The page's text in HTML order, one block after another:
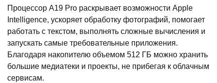
Процессор A19 Pro раскрывает возможности Apple
Intelligence, ускоряет обработку фотографий, помогает
работать с текстом, выполнять сложные вычисления и
запускать самые требовательные приложения.
Благодаря накопителю объемом 512 ГБ можно хранить
большие медиатеки и проекты, не прибегая к облачным
сервисам.